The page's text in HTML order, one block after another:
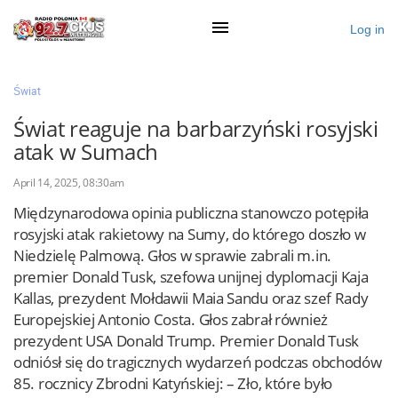
Ogłoś się
Działy
Zaloguj przez Clascal
×
Log in
Świat
Świat reaguje na barbarzyński rosyjski
atak w Sumach
April 14, 2025, 08:30am
Międzynarodowa opinia publiczna stanowczo potępiła
rosyjski atak rakietowy na Sumy, do którego doszło w
Niedzielę Palmową. Głos w sprawie zabrali m.in.
premier Donald Tusk, szefowa unijnej dyplomacji Kaja
Kallas, prezydent Mołdawii Maia Sandu oraz szef Rady
Europejskiej Antonio Costa. Głos zabrał również
prezydent USA Donald Trump. Premier Donald Tusk
odniósł się do tragicznych wydarzeń podczas obchodów
85. rocznicy Zbrodni Katyńskiej: – Zło, które było